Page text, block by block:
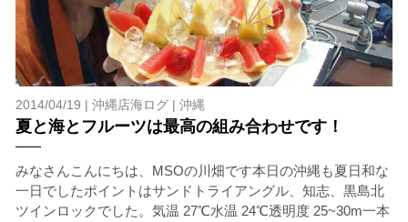
2014/04/19 | 沖縄店海ログ| 沖縄
夏と海とフルーツは最高の組み合わせです！
みなさんこんにちは、MSOの川畑です本日の沖縄も夏日和な
一日でしたポイントはサンドトライアングル、知志、黒島北
ツインロックでした。気温 27℃水温 24℃透明度 25~30m一本